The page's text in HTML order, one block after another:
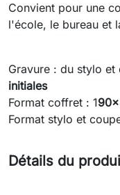
Convient pour une
l'école, le bureau et
Gravure : du stylo et
initiales
Format coffret : 1
Format stylo et
Détails du